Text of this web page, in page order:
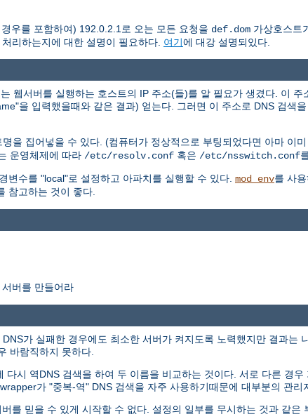
우를 포함하여) 192.0.2.1로 오는 모든 요청을 def.dom 가상호스트
리하는지에 대한 설명이 필요하다. 여기에 대강 설명되있다.
웹서버를 실행하는 호스트의 IP 주소(들)를 알 필요가 생겼다. 이 주
을 입력했을때와 같은 결과) 얻는다. 그러면 이 주소로 DNS 검색
명을 집어넣을 수 있다. (컴퓨터가 정상적으로 부팅되었다면 아마 이
운영체제에 따라 /etc/resolv.conf 혹은 /etc/nsswitch.conf
변수를 "local"로 설정하고 아파치를 실행할 수 있다. mod_env를 사
참고하는 것이 좋다.
서버를 만들어라
가 실패한 경우에도 최소한 서버가 켜지도록 노력했지만 결과는
바람직하지 못하다.
시 역DNS 검색을 하여 두 이름을 비교하는 것이다. 서로 다른 경
가 "중복-역" DNS 검색을 자주 사용하기때문에 대부분의 관리
를 믿을 수 있게 시작할 수 없다. 설정의 일부를 무시하는 것과 같은